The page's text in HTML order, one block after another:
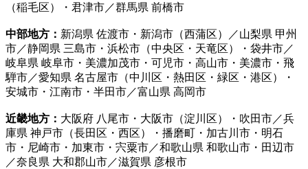
（稲毛区）・君津市／群馬県 前橋市
中部地方： 新潟県 佐渡市・新潟市（西蒲区）／山梨県 甲州
市／静岡県 三島市・浜松市（中央区・天竜区）・袋井市／
岐阜県 岐阜市・美濃加茂市・可児市・高山市・美濃市・飛
騨市／愛知県 名古屋市（中川区・熱田区・緑区・港区）・
安城市・江南市・半田市／富山県 高岡市
近畿地方： 大阪府 八尾市・大阪市（淀川区）・吹田市／兵
庫県 神戸市（長田区・西区）・播磨町・加古川市・明石
市・尼崎市・加東市・宍粟市／和歌山県 和歌山市・田辺市
／奈良県 大和郡山市／滋賀県 彦根市